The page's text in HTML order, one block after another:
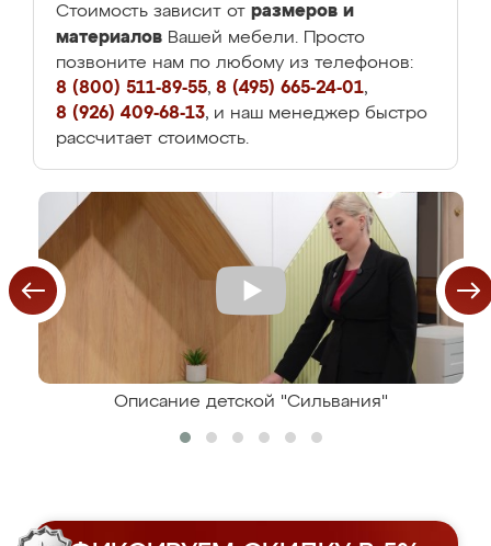
Стоимость зависит от размеров и
материалов Вашей мебели. Просто
позвоните нам по любому из телефонов:
8 (800) 511-89-55, 8 (495) 665-24-01,
8 (926) 409-68-13, и наш менеджер быстро
рассчитает стоимость.
Описание детской "Сильвания"